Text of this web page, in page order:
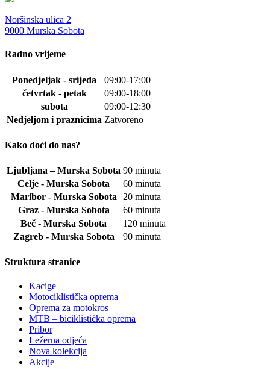
Noršinska ulica 2
9000 Murska Sobota
Radno vrijeme
Ponedjeljak - srijeda
09:00-17:00
četvrtak - petak
09:00-18:00
subota
09:00-12:30
Nedjeljom i praznicima Zatvoreno
Kako doći do nas?
Ljubljana – Murska Sobota 90 minuta
Celje - Murska Sobota
60 minuta
Maribor - Murska Sobota
20 minuta
Graz - Murska Sobota
60 minuta
Beč - Murska Sobota
120 minuta
Zagreb - Murska Sobota
90 minuta
Struktura stranice
Kacige
Motociklistička oprema
Oprema za motokros
MTB – biciklistička oprema
Pribor
Ležerna odjeća
Nova kolekcija
Akcije